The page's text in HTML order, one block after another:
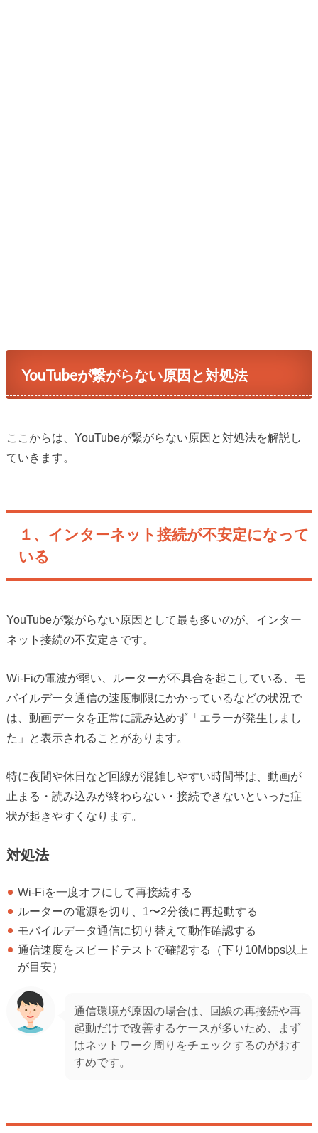
YouTubeが繋がらない原因と対処法
ここからは、YouTubeが繋がらない原因と対処法を解説し
ていきます。
１、インターネット接続が不安定になって
いる
YouTubeが繋がらない原因として最も多いのが、インター
ネット接続の不安定さです。
Wi-Fiの電波が弱い、ルーターが不具合を起こしている、モ
バイルデータ通信の速度制限にかかっているなどの状況で
は、動画データを正常に読み込めず「エラーが発生しまし
た」と表示されることがあります。
特に夜間や休日など回線が混雑しやすい時間帯は、動画が
止まる・読み込みが終わらない・接続できないといった症
状が起きやすくなります。
対処法
Wi-Fiを一度オフにして再接続する
ルーターの電源を切り、1〜2分後に再起動する
モバイルデータ通信に切り替えて動作確認する
通信速度をスピードテストで確認する（下り10Mbps以上
が目安）
通信環境が原因の場合は、回線の再接続や再
起動だけで改善するケースが多いため、まず
はネットワーク周りをチェックするのがおす
すめです。